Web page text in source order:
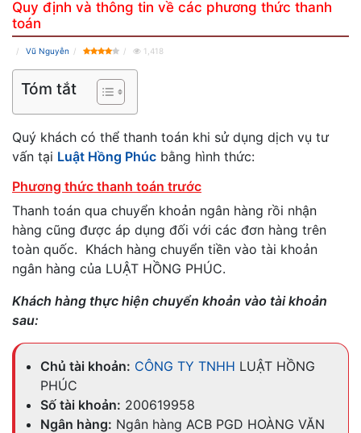
Quy định và thông tin về các phương thức thanh
toán
Vũ Nguyễn 1,418
Tóm tắt
Quý khách có thể thanh toán khi sử dụng dịch vụ tư
vấn tại Luật Hồng Phúc bằng hình thức:
Phương thức thanh toán trước
Thanh toán qua chuyển khoản ngân hàng rồi nhận
hàng cũng được áp dụng đối với các đơn hàng trên
toàn quốc. Khách hàng chuyển tiền vào tài khoản
ngân hàng của LUẬT HỒNG PHÚC.
Khách hàng thực hiện chuyển khoản vào tài khoản
sau:
Chủ tài khoản: CÔNG TY TNHH LUẬT HỒNG
PHÚC
Số tài khoản: 200619958
Ngân hàng: Ngân hàng ACB PGD HOÀNG VĂN